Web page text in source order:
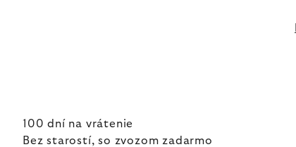
100 dní na vrátenie
Bez starostí, so zvozom zadarmo